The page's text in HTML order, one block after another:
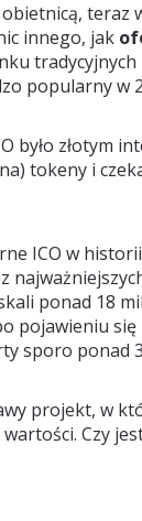
teraz
innego, jak
popularny w
złotym
tokeny i
ICO w
ponad 18
pojawieniu
sporo ponad
projekt, w
Czy